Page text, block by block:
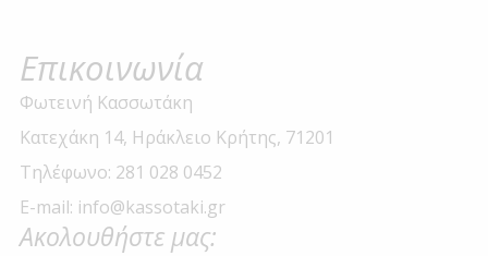
Επικοινωνία
Φωτεινή Κασσωτάκη
Κατεχάκη 14, Ηράκλειο Κρήτης, 71201
Τηλέφωνο: 281 028 0452
E-mail: info@kassotaki.gr
Ακολουθήστε μας: